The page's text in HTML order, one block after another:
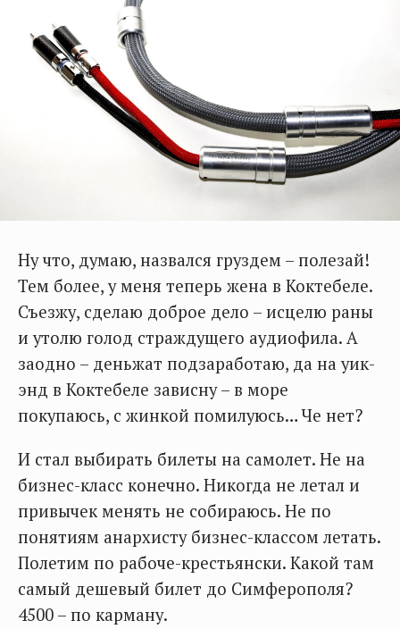
Ну что, думаю, назвался груздем – полезай!
Тем более, у меня теперь жена в Коктебеле.
Съезжу, сделаю доброе дело – исцелю раны
и утолю голод страждущего аудиофила. А
заодно – деньжат подзаработаю, да на уик-
энд в Коктебеле зависну – в море
покупаюсь, с жинкой помилуюсь… Че нет?
И стал выбирать билеты на самолет. Не на
бизнес-класс конечно. Никогда не летал и
привычек менять не собираюсь. Не по
понятиям анархисту бизнес-классом летать.
Полетим по рабоче-крестьянски. Какой там
самый дешевый билет до Симферополя?
4500 – по карману.